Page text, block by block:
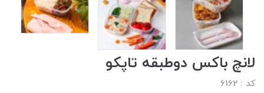
لانچ باکس دوطبقه تاپکو
کد : 6162